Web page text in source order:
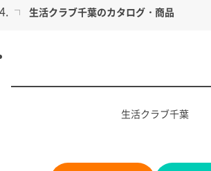
生活クラブ千葉のカタログ・商品
生活クラブ千葉